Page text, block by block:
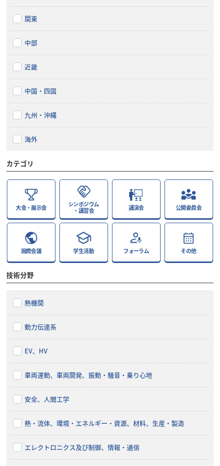
関東
中部
近畿
中国・四国
九州・沖縄
海外
カテゴリ
大会・展示会
シンポジウム
・講習会
講演会 公開委員会
国際会議 学生活動 フォーラム その他
技術分野
熱機関
動力伝達系
EV、HV
車両運動、車両開発、振動・騒音・乗り心地
安全、人間工学
熱・流体、環境・エネルギー・資源、材料、生産・製造
エレクトロニクス及び制御、情報・通信